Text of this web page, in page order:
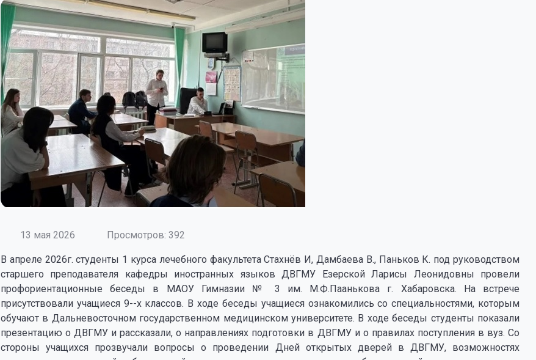
13 мая 2026 Просмотров: 392
В апреле 2026г. студенты 1 курса лечебного факультета Стахнёв И, Дамбаева В., Паньков К. под руководством
старшего преподавателя кафедры иностранных языков ДВГМУ Езерской Ларисы Леонидовны провели
профориентационные беседы в МАОУ Гимназии № 3 им. М.Ф.Паанькова г. Хабаровска. На встрече
присутствовали учащиеся 9--х классов. В ходе беседы учащиеся ознакомились со специальностями, которым
обучают в Дальневосточном государственном медицинском университете. В ходе беседы студенты показали
презентацию о ДВГМУ и рассказали, о направлениях подготовки в ДВГМУ и о правилах поступления в вуз. Со
стороны учащихся прозвучали вопросы о проведении Дней открытых дверей в ДВГМУ, возможностях